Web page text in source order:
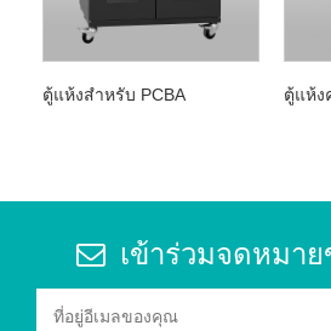
ตู้แห้งสำหรับ PCBA ตู้แห้ง
เข้าร่วมจดหมาย